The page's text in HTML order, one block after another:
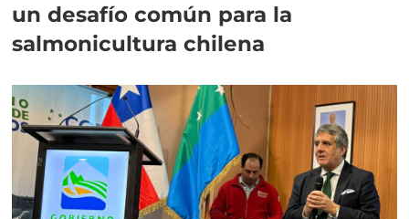
un desafío común para la
salmonicultura chilena